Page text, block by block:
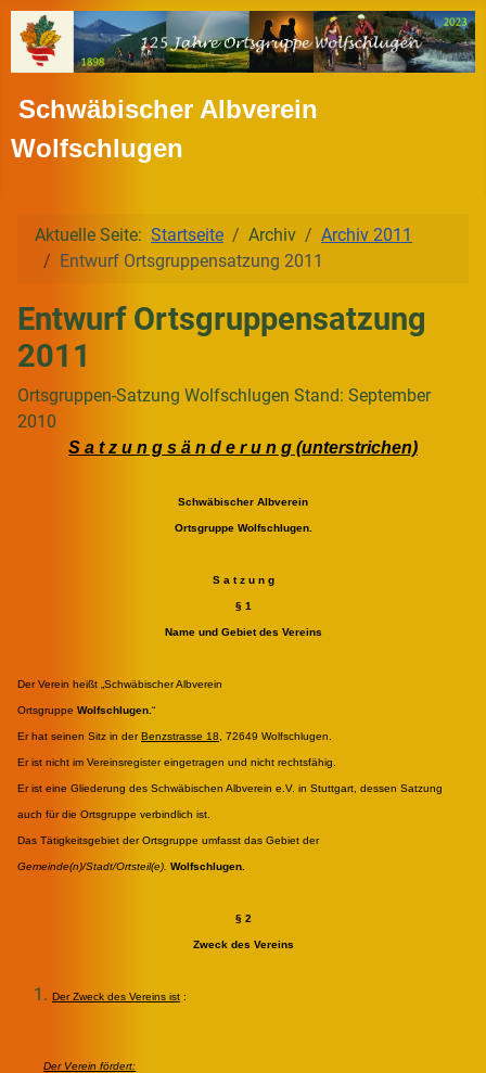
Schwäbischer Albverein
Wolfschlugen
Aktuelle Seite: Startseite Archiv
Archiv 2011
Entwurf Ortsgruppensatzung 2011
Entwurf Ortsgruppensatzung
2011
Ortsgruppen-Satzung Wolfschlugen Stand: September
2010
S a t z u n g s ä n d e r u n g (unterstrichen)
Schwäbischer Albverein
Ortsgruppe Wolfschlugen.
S a t z u n g
§ 1
Name und Gebiet des Vereins
Der Verein heißt „Schwäbischer Albverein
Ortsgruppe Wolfschlugen. “
Er hat seinen Sitz in derBenzstrasse 18 , 72649 Wolfschlugen.
Er ist nicht im Vereinsregister eingetragen und nicht rechtsfähig.
Er ist eine Gliederung des Schwäbischen Albverein e.V. in Stuttgart, dessen Satzung
auch für die Ortsgruppe verbindlich ist.
Das Tätigkeitsgebiet der Ortsgruppe umfasst das Gebiet der
Gemeinde(n)/Stadt/Ortsteil(e). Wolfschlugen.
§ 2
Zweck des Vereins
Der Zweck des Vereins ist :
Der Verein fördert: